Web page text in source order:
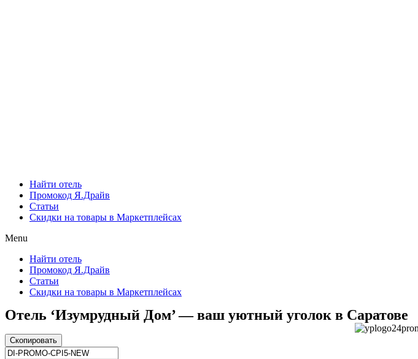
Найти отель
Промокод Я.Драйв
Статьи
Скидки на товары в Маркетплейсах
Menu
Найти отель
Промокод Я.Драйв
Статьи
Скидки на товары в Маркетплейсах
Отель ‘Изумрудный Дом’ — ваш уютный уголок в Саратове
Скопировать